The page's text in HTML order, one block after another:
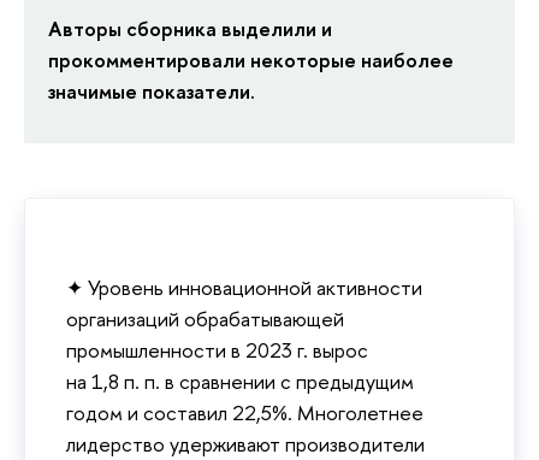
Авторы сборника выделили и
прокомментировали некоторые наиболее
значимые показатели.
✦ Уровень инновационной активности
организаций обрабатывающей
промышленности в 2023 г. вырос
на 1,8 п. п. в сравнении с предыдущим
годом и составил 22,5%. Многолетнее
лидерство удерживают производители